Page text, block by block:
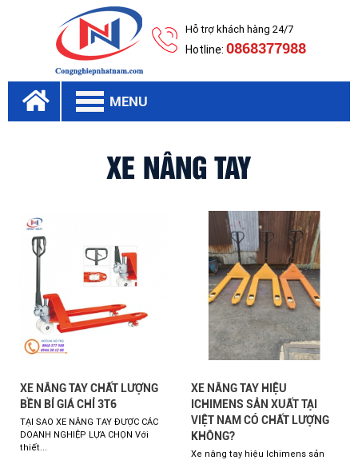
Hỗ trợ khách hàng 24/7
Hotline: 0868377988
MENU
XE NÂNG TAY
XE NÂNG TAY CHẤT LƯỢNG
BỀN BỈ GIÁ CHỈ 3T6
TẠI SAO XE NÂNG TAY ĐƯỢC CÁC
DOANH NGHIỆP LỰA CHỌN Với
thiết...
XE NÂNG TAY HIỆU
ICHIMENS SẢN XUẤT TẠI
VIỆT NAM CÓ CHẤT LƯỢNG
KHÔNG?
Xe nâng tay hiệu Ichimens sản